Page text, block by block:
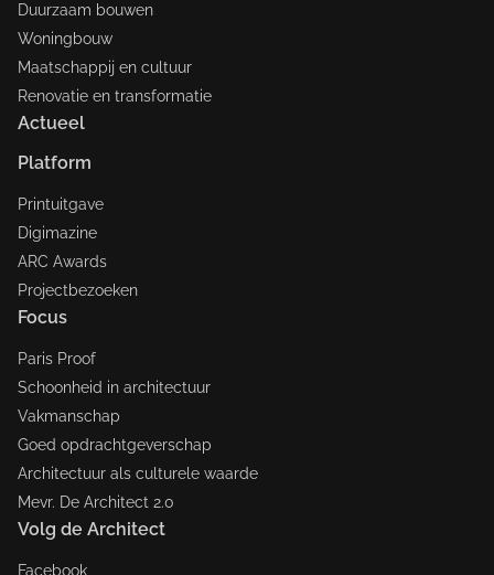
Duurzaam bouwen
Woningbouw
Maatschappij en cultuur
Renovatie en transformatie
Actueel
Platform
Printuitgave
Digimazine
ARC Awards
Projectbezoeken
Focus
Paris Proof
Schoonheid in architectuur
Vakmanschap
Goed opdrachtgeverschap
Architectuur als culturele waarde
Mevr. De Architect 2.0
Volg de Architect
Facebook